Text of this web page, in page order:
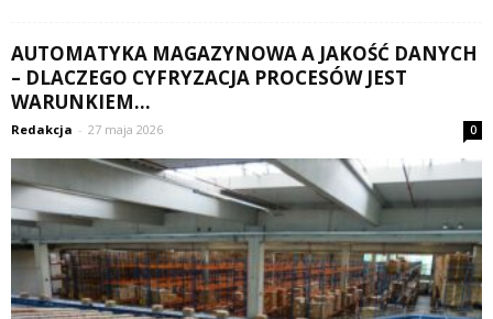
AUTOMATYKA MAGAZYNOWA A JAKOŚĆ DANYCH
– DLACZEGO CYFRYZACJA PROCESÓW JEST
WARUNKIEM...
Redakcja - 27 maja 2026 0